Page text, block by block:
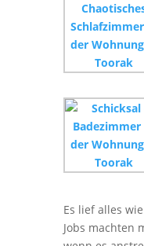
Es lief alles
Jobs machten